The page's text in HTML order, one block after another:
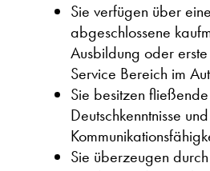
Sie verfügen über
abgeschlossene
Ausbildung oder
Service Bereich im
Sie besitzen fließende
Deutschkenntnisse
Sie überzeugen